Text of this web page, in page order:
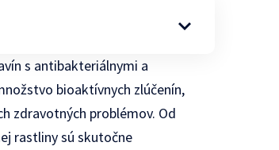
s antibakteriálnymi a
bioaktívnych zlúčenín,
zdravotných problémov. Od
rastliny sú skutočne